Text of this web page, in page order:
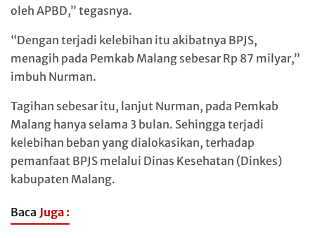
oleh APBD,” tegasnya.
“Dengan terjadi kelebihan itu akibatnya BPJS,
menagih pada Pemkab Malang sebesar Rp 87 milyar,”
imbuh Nurman.
Tagihan sebesar itu, lanjut Nurman, pada Pemkab
Malang hanya selama 3 bulan. Sehingga terjadi
kelebihan beban yang dialokasikan, terhadap
pemanfaat BPJS melalui Dinas Kesehatan (Dinkes)
kabupaten Malang.
Baca Juga :